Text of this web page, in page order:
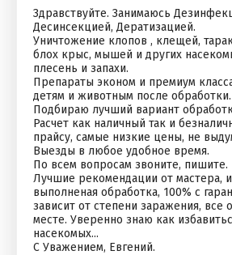
Здравствуйте. Занимаюсь
Десинсекцией, Дератизацией.
Уничтожение клопов , клещей,
блох крыс, мышей и других
плесень и запахи.
Препараты эконом и премиум
детям и животным после обработки.
Подбираю лучший вариант
Расчет как наличный так и
прайсу, самые низкие цены, не
Выезды в любое удобное время.
По всем вопросам звоните, пишите.
Лучшие рекомендации от мастера,
выполненая обработка, 100% с
зависит от степени заражения, все
месте. Уверенно знаю как
насекомых...
С Уважением, Евгений.